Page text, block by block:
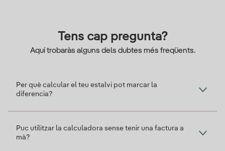
Tens cap pregunta?
Aquí trobaràs alguns dels dubtes més freqüents.
Per què calcular el teu estalvi pot marcar la
diferencia?
Puc utilitzar la calculadora sense tenir una factura a
mà?